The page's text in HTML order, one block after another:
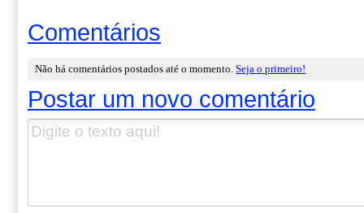
Comentários
Não há comentários postados até o momento.Seja o primeiro!
Postar um novo comentário